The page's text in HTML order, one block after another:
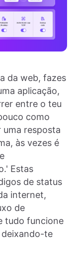
da web, fazes
aplicação,
entre o teu
como
uma resposta
às vezes é
Estas
de status
internet,
de
tudo funcione
te